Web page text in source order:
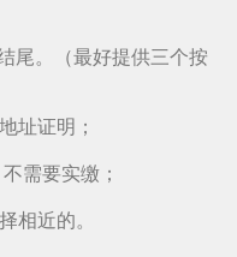
尾。（最好提供三个按
址证明；
需要实缴；
相近的。